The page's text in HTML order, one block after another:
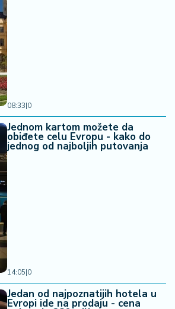
08:33|0
Jednom kartom možete da
obiđete celu Evropu - kako do
jednog od najboljih putovanja
14:05|0
Jedan od najpoznatijih hotela u
Evropi ide na prodaju - cena